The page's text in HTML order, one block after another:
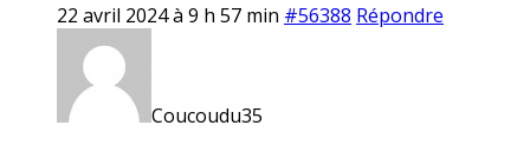
22 avril 2024 à 9 h 57 min #56388 Répondre
Coucoudu35